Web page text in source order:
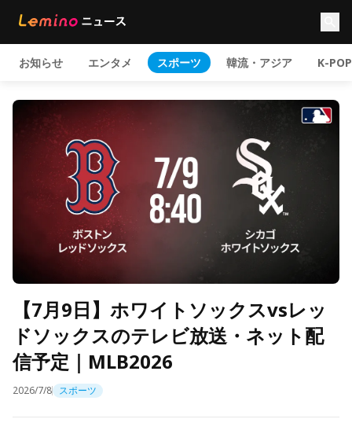
お知らせ エンタメ スポーツ 韓流・アジア K-POP
【7月9日】ホワイトソックスvsレッ
ドソックスのテレビ放送・ネット配
信予定｜MLB2026
2026/7/8 スポーツ